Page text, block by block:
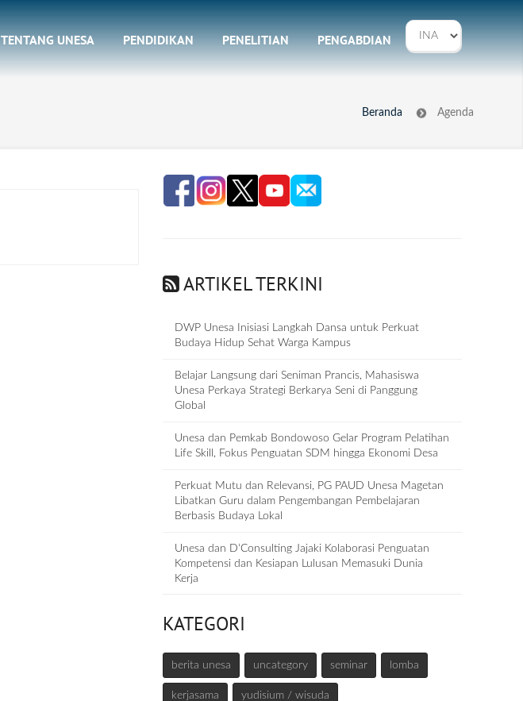
TENTANG UNESA PENDIDIKAN PENELITIAN PENGABDIAN
Beranda Agenda
ARTIKEL TERKINI
DWP Unesa Inisiasi Langkah Dansa untuk Perkuat
Budaya Hidup Sehat Warga Kampus
Belajar Langsung dari Seniman Prancis, Mahasiswa
Unesa Perkaya Strategi Berkarya Seni di Panggung
Global
Unesa dan Pemkab Bondowoso Gelar Program Pelatihan
Life Skill, Fokus Penguatan SDM hingga Ekonomi Desa
Perkuat Mutu dan Relevansi, PG PAUD Unesa Magetan
Libatkan Guru dalam Pengembangan Pembelajaran
Berbasis Budaya Lokal
Unesa dan D‘Consulting Jajaki Kolaborasi Penguatan
Kompetensi dan Kesiapan Lulusan Memasuki Dunia
Kerja
KATEGORI
berita unesa uncategory seminar lomba
kerjasama yudisium / wisuda